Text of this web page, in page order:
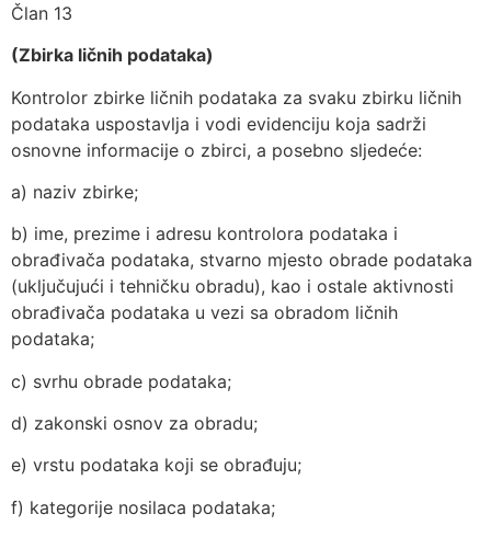
Član 13
(Zbirka ličnih podataka)
Kontrolor zbirke ličnih podataka za svaku zbirku ličnih
podataka uspostavlja i vodi evidenciju koja sadrži
osnovne informacije o zbirci, a posebno sljedeće:
a) naziv zbirke;
b) ime, prezime i adresu kontrolora podataka i
obrađivača podataka, stvarno mjesto obrade podataka
(uključujući i tehničku obradu), kao i ostale aktivnosti
obrađivača podataka u vezi sa obradom ličnih
podataka;
c) svrhu obrade podataka;
d) zakonski osnov za obradu;
e) vrstu podataka koji se obrađuju;
f) kategorije nosilaca podataka;